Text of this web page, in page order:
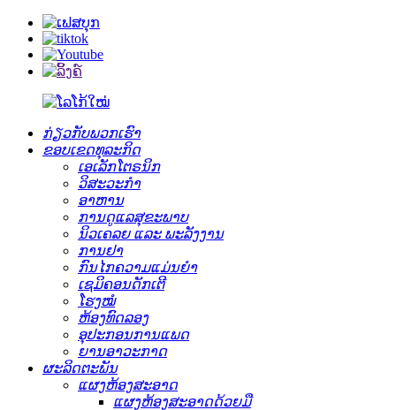
ກ່ຽວກັບພວກເຮົາ
ຂອບເຂດທຸລະກິດ
ເອເລັກໂຕຣນິກ
ວິສະວະກໍາ
ອາຫານ
ການດູແລສຸຂະພາບ
ນິວເຄລຍ ແລະ ພະລັງງານ
ການຢາ
ກົນໄກຄວາມແມ່ນຍໍາ
ເຊມິຄອນດັກເຕີ
ໂຮງໝໍ
ຫ້ອງທົດລອງ
ອຸປະກອນການແພດ
ຍານອາວະກາດ
ຜະລິດຕະພັນ
ແຜງຫ້ອງສະອາດ
ແຜງຫ້ອງສະອາດດ້ວຍມື